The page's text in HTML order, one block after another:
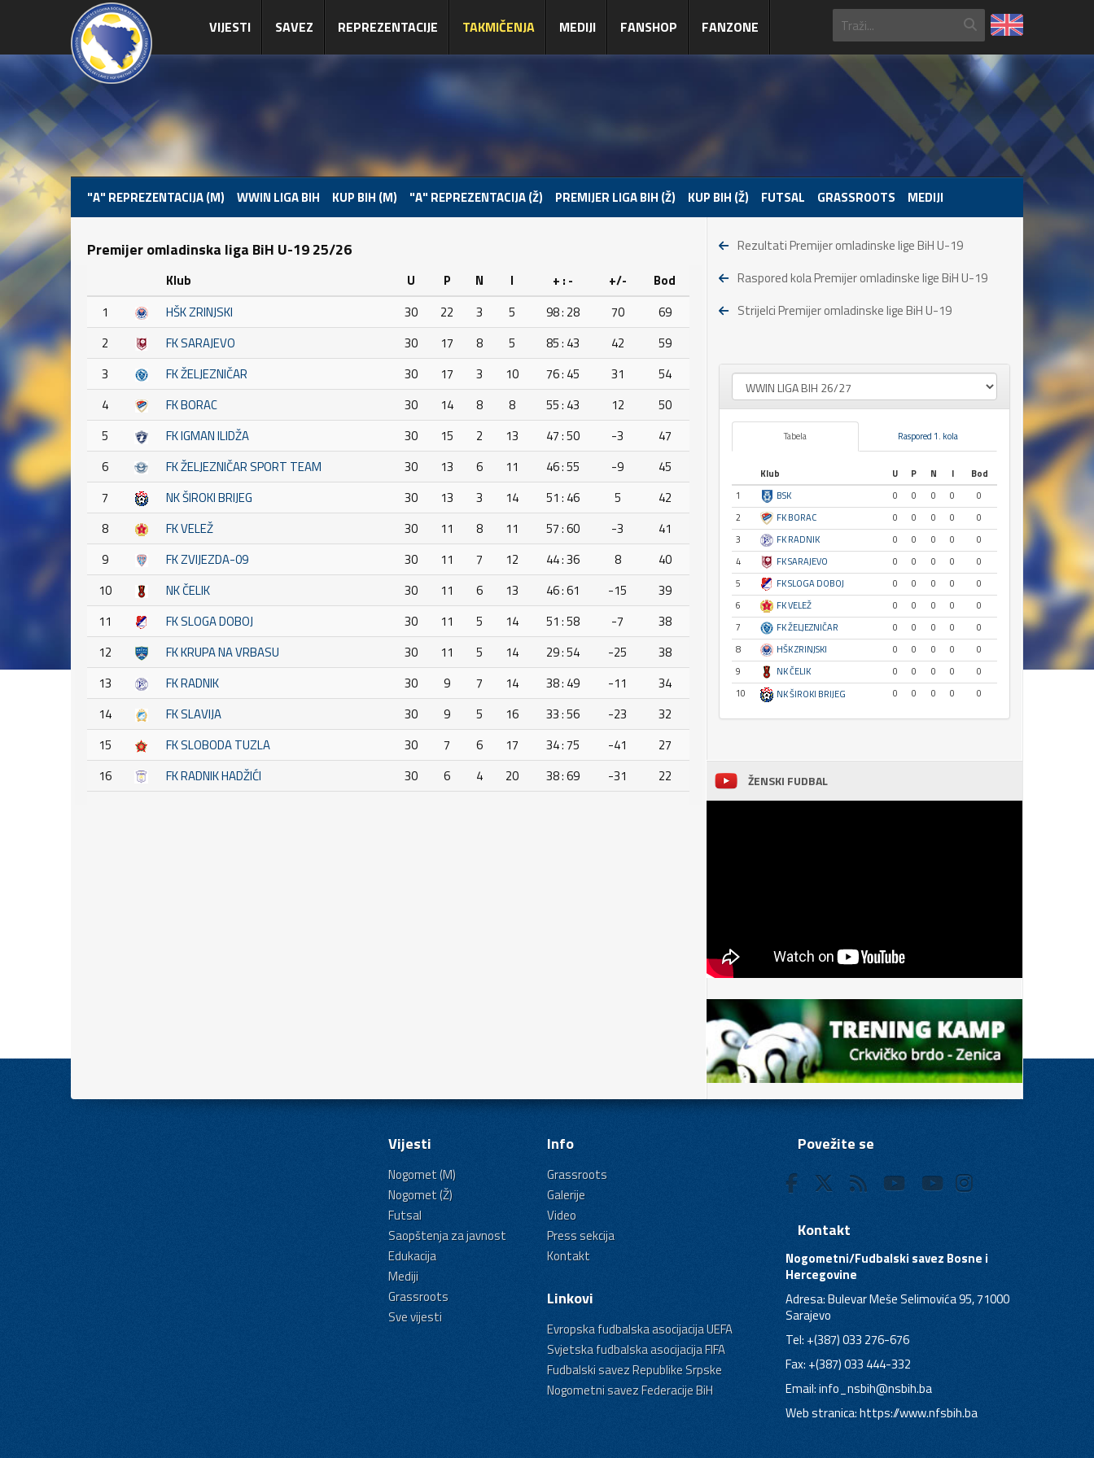
VIJESTI SAVEZ REPREZENTACIJE TAKMIČENJA MEDIJI FANSHOP FANZONE
"A" REPREZENTACIJA (M) WWIN LIGA BIH KUP BIH (M) "A" REPREZENTACIJA (Ž) PREMIJER LIGA BIH (Ž) KUP BIH (Ž) FUTSAL GRASSROOTS MEDIJI
Premijer omladinska liga BiH U-19 25/26
Klub U P N I + : - +/-
Bod
1
HŠK ZRINJSKI 30 22 3 5 98 : 28 70
69
2
FK SARAJEVO 30 17 8 5 85 : 43 42
59
3
FK ŽELJEZNIČAR 30 17 3 10 76 : 45 31
54
4
FK BORAC 30 14 8 8 55 : 43 12
50
5
FK IGMAN ILIDŽA 30 15 2 13 47 : 50 -3
47
6
FK ŽELJEZNIČAR SPORT TEAM 30 13 6 11 46 : 55 -9
45
7
NK ŠIROKI BRIJEG 30 13 3 14 51 : 46 5
42
8
FK VELEŽ 30 11 8 11 57 : 60 -3
41
9
FK ZVIJEZDA-09 30 11 7 12 44 : 36 8
40
10
NK ČELIK 30 11 6 13 46 : 61 -15
39
11
FK SLOGA DOBOJ 30 11 5 14 51 : 58 -7
38
12
FK KRUPA NA VRBASU 30 11 5 14 29 : 54 -25
38
13
FK RADNIK 30 9 7 14 38 : 49 -11
34
14
FK SLAVIJA 30 9 5 16 33 : 56 -23
32
15
FK SLOBODA TUZLA 30 7 6 17 34 : 75 -41
27
16
FK RADNIK HADŽIĆI 30 6 4 20 38 : 69 -31 22
Rezultati Premijer omladinske lige BiH U-19
Raspored kola Premijer omladinske lige BiH U-19
Strijelci Premijer omladinske lige BiH U-19
Tabela Raspored 1. kola
Klub U P N I
Bod
1
BSK 0 0 0 0
0
2
FK BORAC 0 0 0 0
0
3
FK RADNIK 0 0 0 0
0
4
FK SARAJEVO 0 0 0 0
0
5
FK SLOGA DOBOJ 0 0 0 0
0
6
FK VELEŽ 0 0 0 0
0
7
FK ŽELJEZNIČAR 0 0 0 0
0
8
HŠK ZRINJSKI 0 0 0 0
0
9
NK ČELIK 0 0 0 0
0
10
NK ŠIROKI BRIJEG 0 0 0 0 0
ŽENSKI FUDBAL
Vijesti
Nogomet (M)
Nogomet (Ž)
Futsal
Saopštenja za javnost
Edukacija
Mediji
Grassroots
Sve vijesti
Info
Grassroots
Galerije
Video
Press sekcija
Kontakt
Linkovi
Evropska fudbalska asocijacija UEFA
Svjetska fudbalska asocijacija FIFA
Fudbalski savez Republike Srpske
Nogometni savez Federacije BiH
Povežite se
Kontakt
Nogometni/Fudbalski savez Bosne i
Hercegovine
Adresa: Bulevar Meše Selimovića 95, 71000
Sarajevo
Tel: +(387) 033 276-676
Fax: +(387) 033 444-332
Email:info_nsbih@nsbih.ba
Web stranica: https://www.nfsbih.ba